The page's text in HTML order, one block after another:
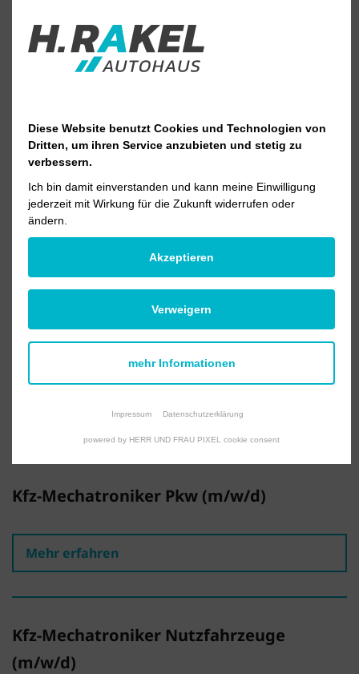
Verkaufsberater Pkw (m/w/d)
Neu- & Gebrauchtwagen
Verkaufsberater Nutzfahrzeuge (m/w/d)
Neu- & Gebrauchtwagen
Mehr erfahren
Serviceberater (m/w/d)
Mehr erfahren
Kfz-Mechatroniker Pkw (m/w/d)
Mehr erfahren
Kfz-Mechatroniker Nutzfahrzeuge
(m/w/d)
Diese Website benutzt Cookies und Technologien von
Dritten, um ihren Service anzubieten und stetig zu
verbessern.
Ich bin damit einverstanden und kann meine Einwilligung
jederzeit mit Wirkung für die Zukunft widerrufen oder
ändern.
Akzeptieren
Verweigern
mehr Informationen
Impressum Datenschutzerklärung
powered by HERR UND FRAU PIXEL cookie consent